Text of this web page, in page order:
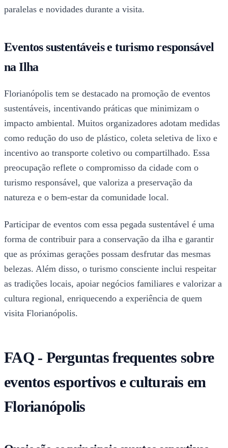
paralelas e novidades durante a visita.
Eventos sustentáveis e turismo responsável
na Ilha
Florianópolis tem se destacado na promoção de eventos
sustentáveis, incentivando práticas que minimizam o
impacto ambiental. Muitos organizadores adotam medidas
como redução do uso de plástico, coleta seletiva de lixo e
incentivo ao transporte coletivo ou compartilhado. Essa
preocupação reflete o compromisso da cidade com o
turismo responsável, que valoriza a preservação da
natureza e o bem-estar da comunidade local.
Participar de eventos com essa pegada sustentável é uma
forma de contribuir para a conservação da ilha e garantir
que as próximas gerações possam desfrutar das mesmas
belezas. Além disso, o turismo consciente inclui respeitar
as tradições locais, apoiar negócios familiares e valorizar a
cultura regional, enriquecendo a experiência de quem
visita Florianópolis.
FAQ - Perguntas frequentes sobre
eventos esportivos e culturais em
Florianópolis